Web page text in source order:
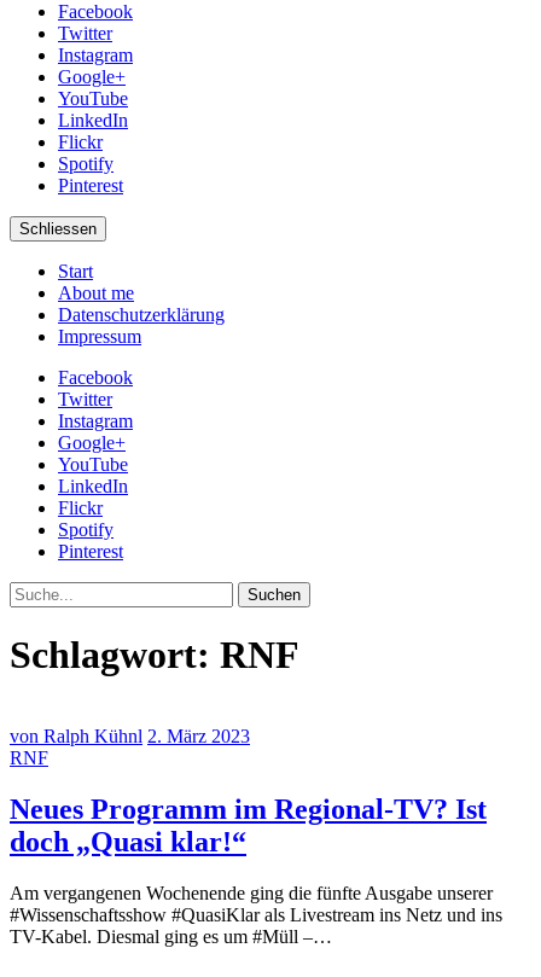
Facebook
Twitter
Instagram
Google+
YouTube
LinkedIn
Flickr
Spotify
Pinterest
Schliessen
Start
About me
Datenschutzerklärung
Impressum
Facebook
Twitter
Instagram
Google+
YouTube
LinkedIn
Flickr
Spotify
Pinterest
Suche
Schlagwort: RNF
von Ralph Kühnl 2. März 2023
RNF
Neues Programm im Regional-TV? Ist
doch „Quasi klar!“
Am vergangenen Wochenende ging die fünfte Ausgabe unserer
#Wissenschaftsshow #QuasiKlar als Livestream ins Netz und ins
TV-Kabel. Diesmal ging es um #Müll –…